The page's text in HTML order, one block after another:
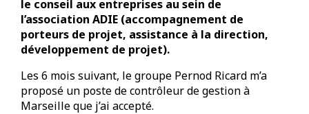
le conseil aux entreprises au sein de
l’association ADIE (accompagnement de
porteurs de projet, assistance à la direction,
développement de projet).
Les 6 mois suivant, le groupe Pernod Ricard m’a
proposé un poste de contrôleur de gestion à
Marseille que j’ai accepté.